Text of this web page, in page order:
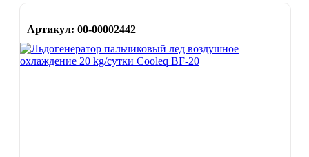
Артикул: 00-00002442